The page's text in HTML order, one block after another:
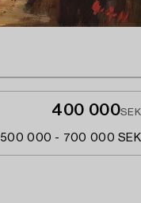
400 000SEK
500 000 - 700 000 SEK